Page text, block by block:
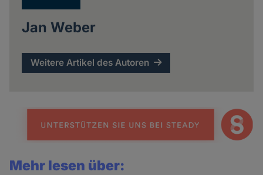
Jan Weber
Weitere Artikel des Autoren
Mehr lesen über: